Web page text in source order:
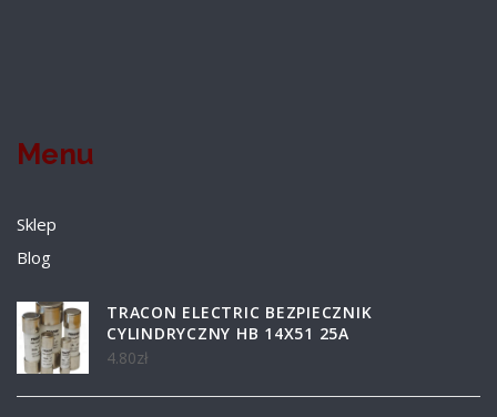
Menu
Sklep
Blog
TRACON ELECTRIC BEZPIECZNIK
CYLINDRYCZNY HB 14X51 25A
4.80zł